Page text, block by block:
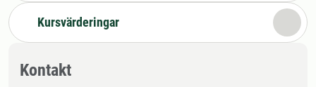
Kursvärderingar
Kontakt